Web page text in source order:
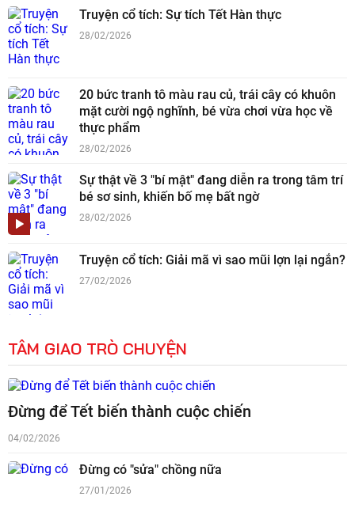
Truyện cổ tích: Sự tích Tết Hàn thực
28/02/2026
20 bức tranh tô màu rau củ, trái cây có khuôn
mặt cười ngộ nghĩnh, bé vừa chơi vừa học về
thực phẩm
28/02/2026
Sự thật về 3 "bí mật" đang diễn ra trong tâm trí
bé sơ sinh, khiến bố mẹ bất ngờ
28/02/2026
Truyện cổ tích: Giải mã vì sao mũi lợn lại ngắn?
27/02/2026
TÂM GIAO TRÒ CHUYỆN
Đừng để Tết biến thành cuộc chiến
04/02/2026
Đừng có "sửa" chồng nữa
27/01/2026